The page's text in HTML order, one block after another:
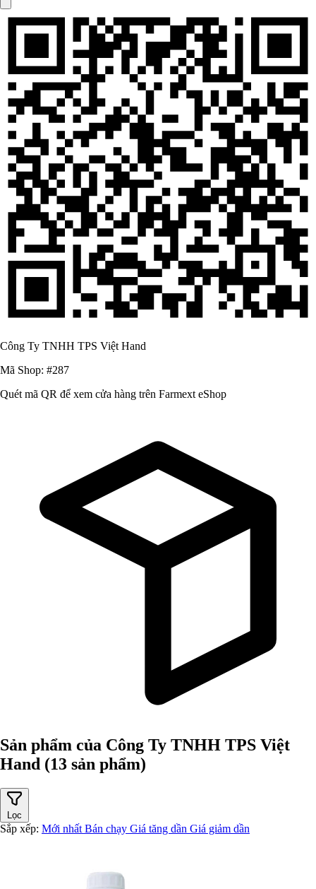
Công Ty TNHH TPS Việt Hand
Mã Shop: #287
Quét mã QR để xem cửa hàng trên Farmext eShop
Sản phẩm của Công Ty TNHH TPS Việt
Hand (13 sản phẩm)
Lọc
Sắp xếp: Mới nhất Bán chạy Giá tăng dần Giá giảm dần